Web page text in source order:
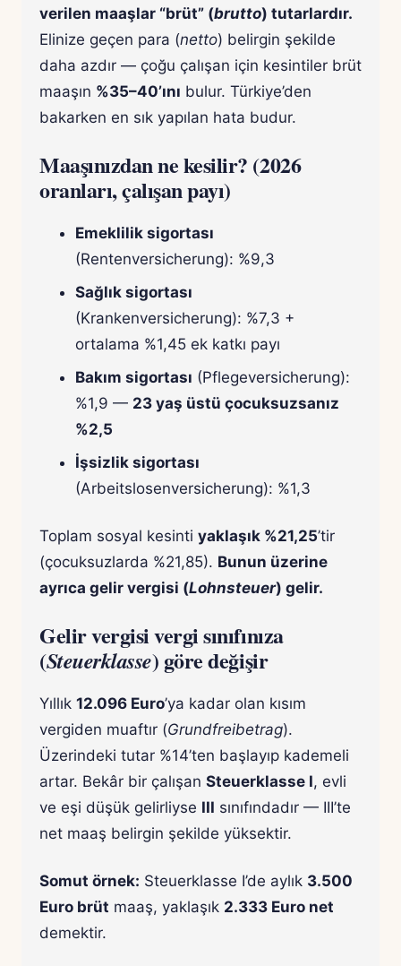
verilen maaşlar “brüt” (brutto) tutarlardır.
Elinize geçen para (netto) belirgin şekilde
daha azdır — çoğu çalışan için kesintiler brüt
maaşın %35–40’ını bulur. Türkiye’den
bakarken en sık yapılan hata budur.
Maaşınızdan ne kesilir? (2026
oranları, çalışan payı)
Emeklilik sigortası
(Rentenversicherung): %9,3
Sağlık sigortası
(Krankenversicherung): %7,3 +
ortalama %1,45 ek katkı payı
Bakım sigortası (Pflegeversicherung):
%1,9 — 23 yaş üstü çocuksuzsanız
%2,5
İşsizlik sigortası
(Arbeitslosenversicherung): %1,3
Toplam sosyal kesinti yaklaşık %21,25’tir
(çocuksuzlarda %21,85). Bunun üzerine
ayrıca gelir vergisi (Lohnsteuer) gelir.
Gelir vergisi vergi sınıfınıza
(Steuerklasse) göre değişir
Yıllık 12.096 Euro’ya kadar olan kısım
vergiden muaftır (Grundfreibetrag).
Üzerindeki tutar %14’ten başlayıp kademeli
artar. Bekâr bir çalışan Steuerklasse I, evli
ve eşi düşük gelirliyse III sınıfındadır — III’te
net maaş belirgin şekilde yüksektir.
Somut örnek: Steuerklasse I’de aylık 3.500
Euro brüt maaş, yaklaşık 2.333 Euro net
demektir.